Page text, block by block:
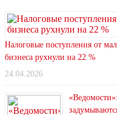
Налоговые поступления от
бизнеса рухнули на 22 %
24.04.2026